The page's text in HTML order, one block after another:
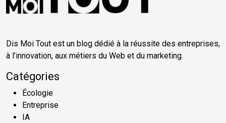
Dis Moi Tout est un blog dédié à la réussite des entreprises,
à l’innovation, aux métiers du Web et du marketing.
Catégories
Écologie
Entreprise
IA